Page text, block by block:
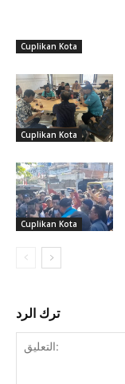
Cuplikan Kota
Cuplikan Kota
Cuplikan Kota
ترك الرد